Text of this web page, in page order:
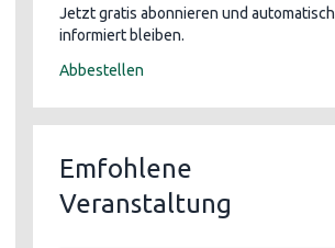
Jetzt gratis abonnieren und automatisch
informiert bleiben.
Abbestellen
Emfohlene
Veranstaltung